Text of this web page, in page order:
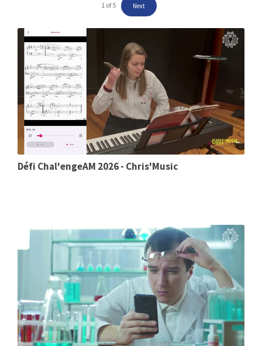
1 of 5 Next
Défi Chal'engeAM 2026 - Chris'Music